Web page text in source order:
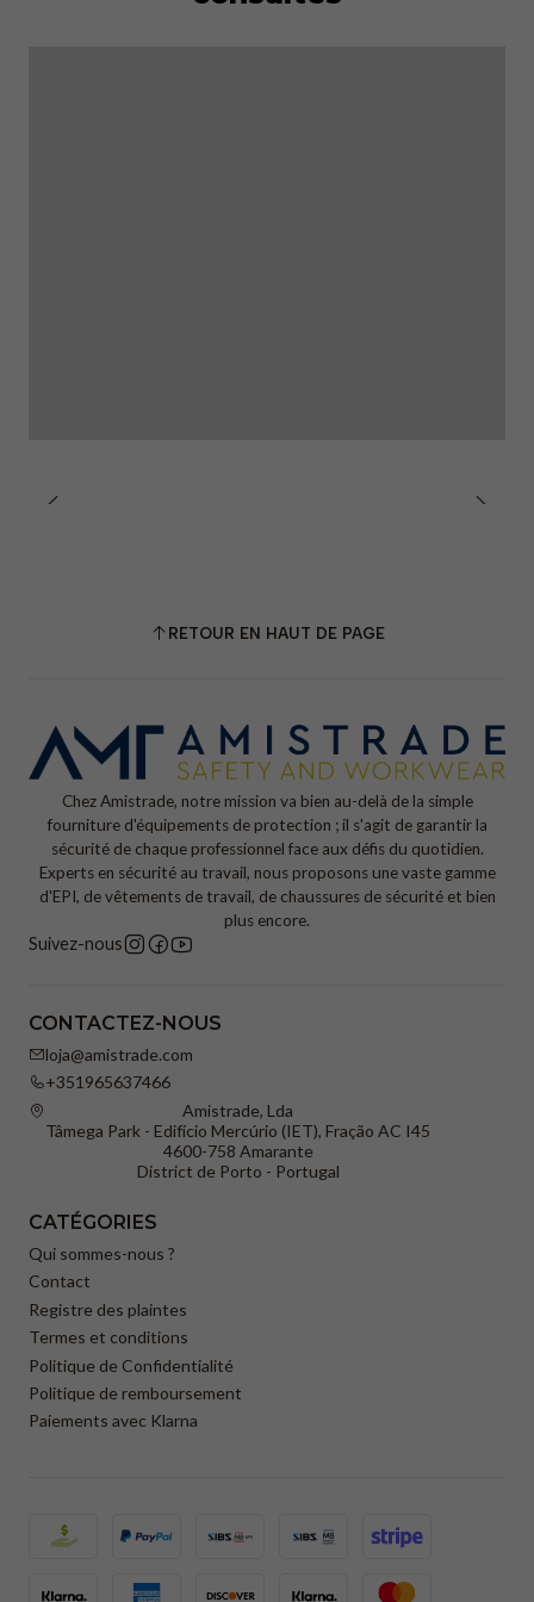
RETOUR EN HAUT DE PAGE
Chez Amistrade, notre mission va bien au-delà de la simple
fourniture d'équipements de protection ; il s'agit de garantir la
sécurité de chaque professionnel face aux défis du quotidien.
Experts en sécurité au travail, nous proposons une vaste gamme
d'EPI, de vêtements de travail, de chaussures de sécurité et bien
plus encore.
Suivez-nous
CONTACTEZ-NOUS
loja@amistrade.com
+351965637466
Amistrade, Lda
Tâmega Park - Edifício Mercúrio (IET), Fração AC I45
4600-758 Amarante
District de Porto - Portugal
CATÉGORIES
Qui sommes-nous ?
Contact
Registre des plaintes
Termes et conditions
Politique de Confidentialité
Politique de remboursement
Paiements avec Klarna